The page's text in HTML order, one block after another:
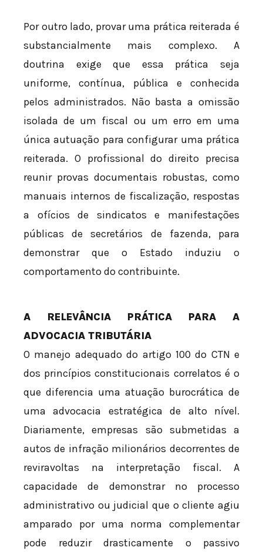
Por outro lado, provar uma prática reiterada é
substancialmente mais complexo. A
doutrina exige que essa prática seja
uniforme, contínua, pública e conhecida
pelos administrados. Não basta a omissão
isolada de um fiscal ou um erro em uma
única autuação para configurar uma prática
reiterada. O profissional do direito precisa
reunir provas documentais robustas, como
manuais internos de fiscalização, respostas
a ofícios de sindicatos e manifestações
públicas de secretários de fazenda, para
demonstrar que o Estado induziu o
comportamento do contribuinte.
A RELEVÂNCIA PRÁTICA PARA A
ADVOCACIA TRIBUTÁRIA
O manejo adequado do artigo 100 do CTN e
dos princípios constitucionais correlatos é o
que diferencia uma atuação burocrática de
uma advocacia estratégica de alto nível.
Diariamente, empresas são submetidas a
autos de infração milionários decorrentes de
reviravoltas na interpretação fiscal. A
capacidade de demonstrar no processo
administrativo ou judicial que o cliente agiu
amparado por uma norma complementar
pode reduzir drasticamente o passivo